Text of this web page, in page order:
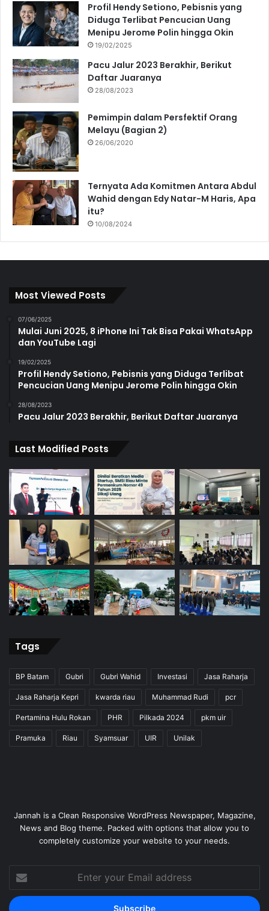
Profil Hendy Setiono, Pebisnis yang
Diduga Terlibat Pencucian Uang
Menipu Jerome Polin hingga Okin
19/02/2025
Pacu Jalur 2023 Berakhir, Berikut
Daftar Juaranya
28/08/2023
Pemimpin dalam Persfektif Orang
Melayu (Bagian 2)
26/06/2020
Ternyata Ada Komitmen Antara Abdul
Wahid dengan Edy Natar-M Haris, Apa
itu?
10/08/2024
Most Viewed Posts
07/06/2025
Mulai Juni 2025, 8 iPhone Ini Tak Bisa Pakai WhatsApp
dan YouTube Lagi
19/02/2025
Profil Hendy Setiono, Pebisnis yang Diduga Terlibat
Pencucian Uang Menipu Jerome Polin hingga Okin
28/08/2023
Pacu Jalur 2023 Berakhir, Berikut Daftar Juaranya
Last Modified Posts
Tags
BP Batam Gubri Gubri Wahid Investasi Jasa Raharja
Jasa Raharja Kepri kwarda riau Muhammad Rudi pcr
Pertamina Hulu Rokan PHR Pilkada 2024 pkm uir
Pramuka Riau Syamsuar UIR Unilak
Jannah is a Clean Responsive WordPress Newspaper, Magazine,
News and Blog theme. Packed with options that allow you to
completely customize your website to your needs.
your
Email
address